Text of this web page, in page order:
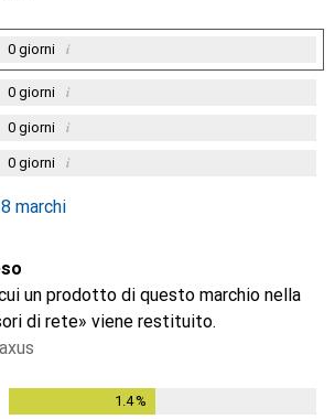
0giorni i
0giorni i
0giorni i
0giorni i
marchi
un prodotto di questo marchio nella
di rete» viene restituito.
1.4%